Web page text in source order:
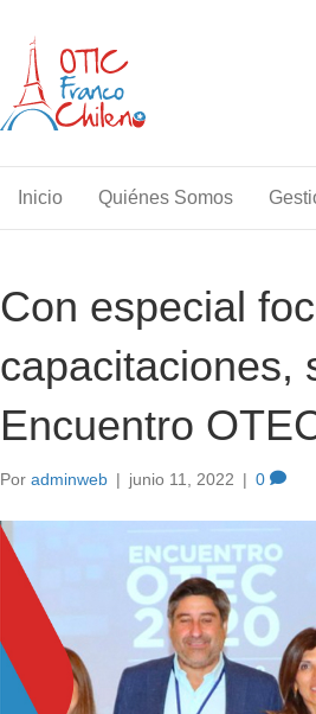
Inicio Quiénes Somos
Con especial
capacitaciones,
Encuentro
Por adminweb | junio 11, 2022 | 0